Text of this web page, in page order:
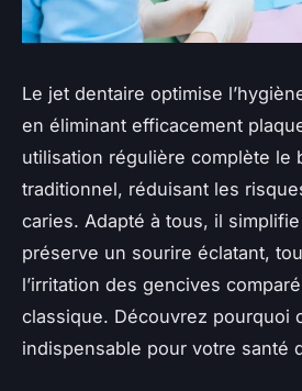
Le jet dentaire optimise
en éliminant efficacement
utilisation régulière complète le
traditionnel, réduisant les
caries. Adapté à tous, il
préserve un sourire éclatant,
l’irritation des gencives
classique. Découvrez pourquoi
indispensable pour votre santé